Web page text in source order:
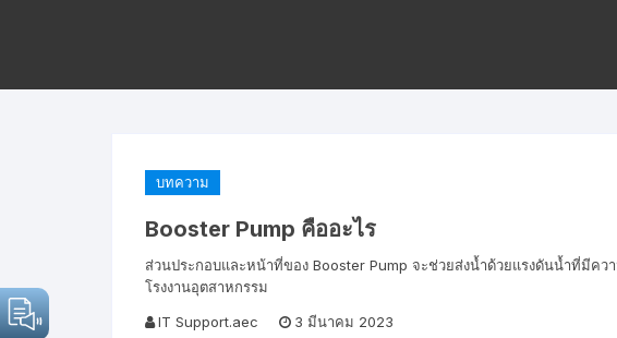
บทความ
Booster Pump คืออะไร
ส่วนประกอบและหน้าที่ของ Booster Pump จะช่วยส่งน้ำด้วยแรงดันน้ำที่มีคว
โรงงานอุตสาหกรรม
IT Support.aec
3 มีนาคม 2023